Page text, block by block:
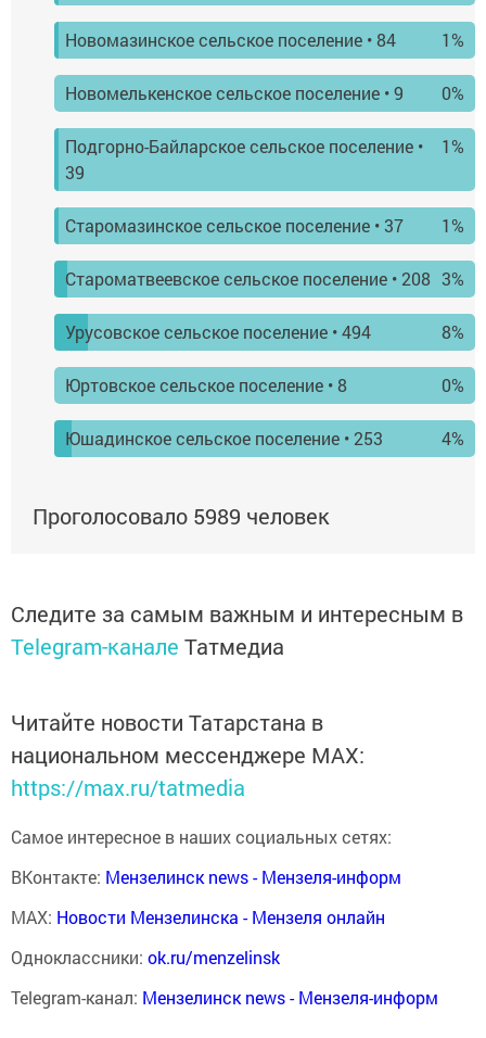
Новомазинское сельское поселение • 84 1%
Новомелькенское сельское поселение • 9 0%
Подгорно-Байларское сельское поселение •
39
1%
Старомазинское сельское поселение • 37 1%
Староматвеевское сельское поселение • 208 3%
Урусовское сельское поселение • 494 8%
Юртовское сельское поселение • 8 0%
Юшадинское сельское поселение • 253 4%
Проголосовало 5989 человек
Следите за самым важным и интересным в
Telegram-канале Татмедиа
Читайте новости Татарстана в
национальном мессенджере MАХ:
https://max.ru/tatmedia
Самое интересное в наших социальных сетях:
ВКонтакте: Мензелинск news - Мензеля-информ
MAX: Новости Мензелинска - Мензеля онлайн
Одноклассники: ok.ru/menzelinsk
Telegram-канал: Мензелинск news - Мензеля-информ